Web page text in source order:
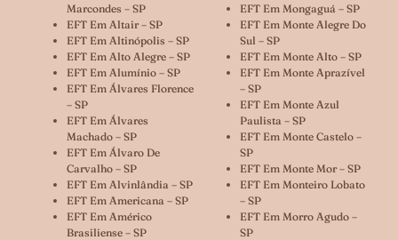
Marcondes – SP
EFT Em Altair – SP
EFT Em Altinópolis – SP
EFT Em Alto Alegre – SP
EFT Em Alumínio – SP
EFT Em Álvares Florence
– SP
EFT Em Álvares
Machado – SP
EFT Em Álvaro De
Carvalho – SP
EFT Em Alvinlândia – SP
EFT Em Americana – SP
EFT Em Américo
Brasiliense – SP
EFT Em Mongaguá – SP
EFT Em Monte Alegre Do
Sul – SP
EFT Em Monte Alto – SP
EFT Em Monte Aprazível
– SP
EFT Em Monte Azul
Paulista – SP
EFT Em Monte Castelo –
SP
EFT Em Monte Mor – SP
EFT Em Monteiro Lobato
– SP
EFT Em Morro Agudo –
SP